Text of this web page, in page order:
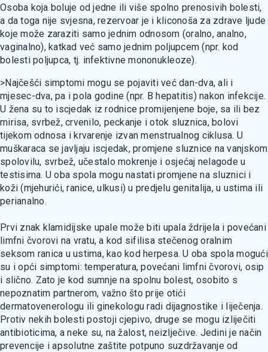
Osoba koja boluje od jedne ili više spolno prenosivih bolesti,
a da toga nije svjesna, rezervoar je i kliconoša za zdrave ljude
koje može zaraziti samo jednim odnosom (oralno, analno,
vaginalno), katkad već samo jednim poljupcem (npr. kod
bolesti poljupca, tj. infektivne mononukleoze).
>Najčešći simptomi mogu se pojaviti već dan-dva, ali i
mjesec-dva, pa i pola godine (npr. B hepatitis) nakon infekcije.
U žena su to iscjedak iz rodnice promijenjene boje, sa ili bez
mirisa, svrbež, crvenilo, peckanje i otok sluznica, bolovi
tijekom odnosa i krvarenje izvan menstrualnog ciklusa. U
muškaraca se javljaju iscjedak, promjene sluznice na vanjskom
spolovilu, svrbež, učestalo mokrenje i osjećaj nelagode u
testisima. U oba spola mogu nastati promjene na sluznici i
koži (mjehurići, ranice, ulkusi) u predjelu genitalija, u ustima ili
perianalno.
Prvi znak klamidijske upale može biti upala ždrijela i povećani
limfni čvorovi na vratu, a kod sifilisa stečenog oralnim
seksom ranica u ustima, kao kod herpesa. U oba spola mogući
su i opći simptomi: temperatura, povećani limfni čvorovi, osip
i slično. Zato je kod sumnje na spolnu bolest, osobito s
nepoznatim partnerom, važno što prije otići
dermatovenerologu ili ginekologu radi dijagnostike i liječenja.
Protiv nekih bolesti postoji cjepivo, druge se mogu izliječiti
antibioticima, a neke su, na žalost, neizlječive. Jedini je način
prevencije i apsolutne zaštite potpuno suzdržavanje od